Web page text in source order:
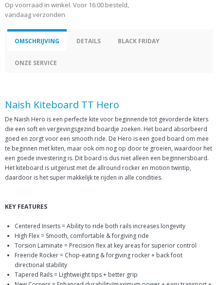
Op voorraad in winkel. Voor 16:00 besteld,
vandaag verzonden
OMSCHRIJVING DETAILS BLACK FRIDAY
ONZE SERVICE
Naish Kiteboard TT Hero
De Naish Hero is een perfecte kite voor beginnende tot gevorderde kiters
die een soft en vergevingsgezind boardje zoeken. Het board absorbeerd
goed en zorgt voor een smooth ride. De Hero is een goed board om mee
te beginnen met kiten, maar ook om nog op door te groeien, waardoor het
een goede investering is. Dit board is dus niet alleen een beginnersboard.
Het kiteboard is uitgerust met de allround rocker en motion twintip,
daardoor is het super makkelijk te rijden in alle condities.
KEY FEATURES
Centered Inserts = Ability to ride both rails increases longevity
High Flex = Smooth, comfortable & forgiving ride
Torsion Laminate = Precision flex at key areas for superior control
Freeride Rocker = Chop-eating & forgiving rocker + back foot
directional stability
Tapered Rails = Lightweight tips + better grip